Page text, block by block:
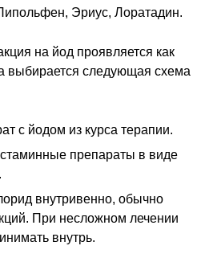
Эриус, Лоратадин.
на йод проявляется как
выбирается следующая схема
с йодом из курса терапии.
препараты в виде
внутривенно, обычно
При несложном лечении
внутрь.